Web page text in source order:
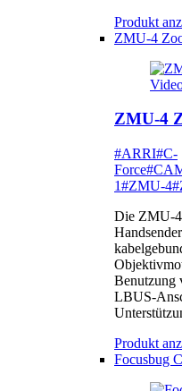
Produkt
ZMU-4
ZMU-4
#ARRI#C-
Force
1#ZMU-4
Die ZMU-4
Benutzung
LBUS-
Produkt
Focusbug